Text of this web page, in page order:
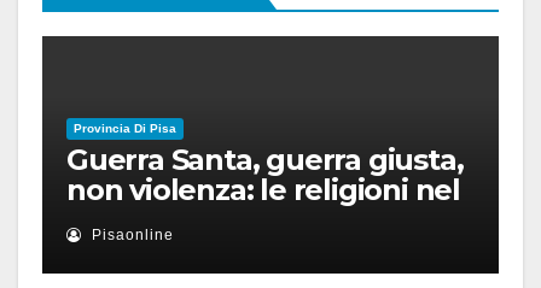
Provincia Di Pisa
Guerra Santa, guerra giusta,
non violenza: le religioni nel
nuovo disordine mondiale
Pisaonline